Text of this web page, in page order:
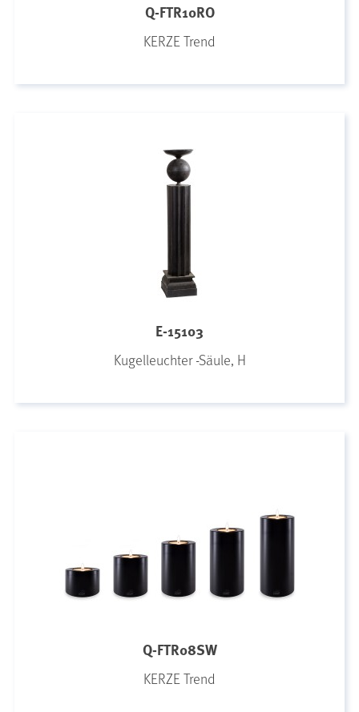
Q-FTR10RO
KERZE Trend
E-15103
Kugelleuchter -Säule, H
Q-FTR08SW
KERZE Trend